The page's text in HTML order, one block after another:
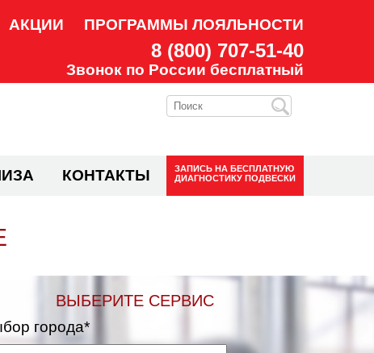
АКЦИИ ПРОГРАММЫ ЛОЯЛЬНОСТИ
8 (800) 707-51-40
Звонок по России бесплатный
КОНТАКТЫ ЗАПИСЬ НА БЕСПЛАТНУЮ
ДИАГНОСТИКУ ПОДВЕСКИ
ВЫБЕРИТЕ СЕРВИС
города*